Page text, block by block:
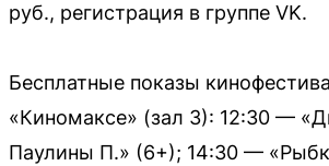
руб., регистрация в группе VK.
Бесплатные показы
«Киномаксе» (зал 3): 12:30 —
Паулины П.» (6+); 14:30 —